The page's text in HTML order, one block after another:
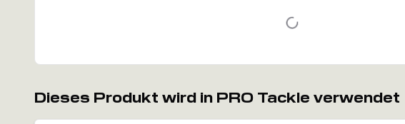
Dieses Produkt wird in PRO Tackle verwendet